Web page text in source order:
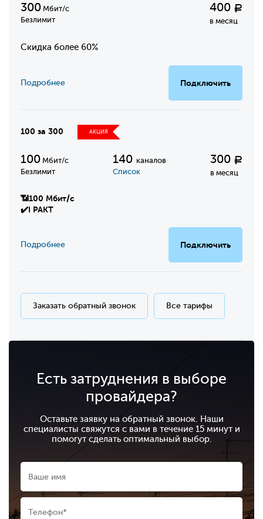
300 Мбит/с
Безлимит
400 Р
в месяц
Скидка более 60%
Подключить
Подробнее
100 за 300 АКЦИЯ
100 Мбит/с
Безлимит
140 каналов
Список
300 Р
в месяц
📶100 Мбит/с
✔️I PAKT
Подключить
Подробнее
Заказать обратный звонок Все тарифы
Есть затруднения в выборе
провайдера?
Оставьте заявку на обратный звонок. Наши
специалисты свяжутся с вами в течение 15 минут и
помогут сделать оптимальный выбор.